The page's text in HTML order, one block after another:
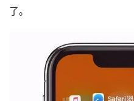
了。